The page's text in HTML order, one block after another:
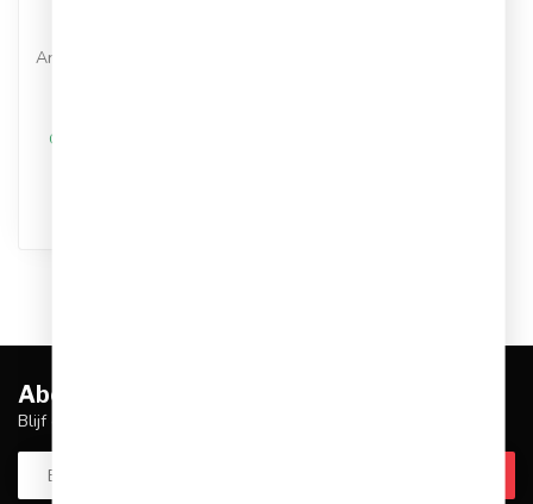
Artikelnummer: IB1873-001
Op werkdagen voor 17.00
Abonneer je op onze nieuwsbrief
Blijf op de hoogte over onze laatste acties